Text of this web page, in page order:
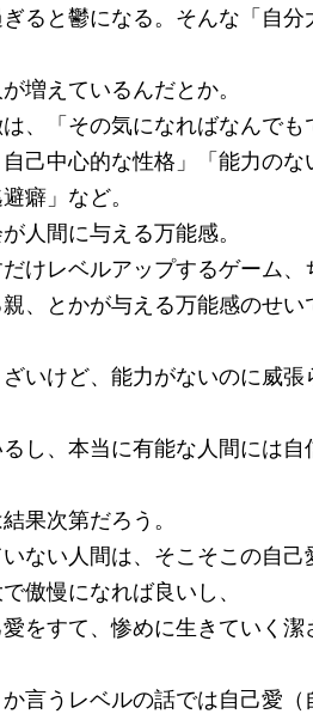
ると鬱になる。そんな「自
増えているんだとか。
、「その気になればなんで
己中心的な性格」「能力の
癖」など。
人間に与える万能感。
けレベルアップするゲーム
、とかが与える万能感のせ
いけど、能力がないのに威
し、本当に有能な人間には
果次第だろう。
ない人間は、そこそこの自己
傲慢になれば良いし、
をすて、惨めに生きていく潔
言うレベルの話では自己愛（